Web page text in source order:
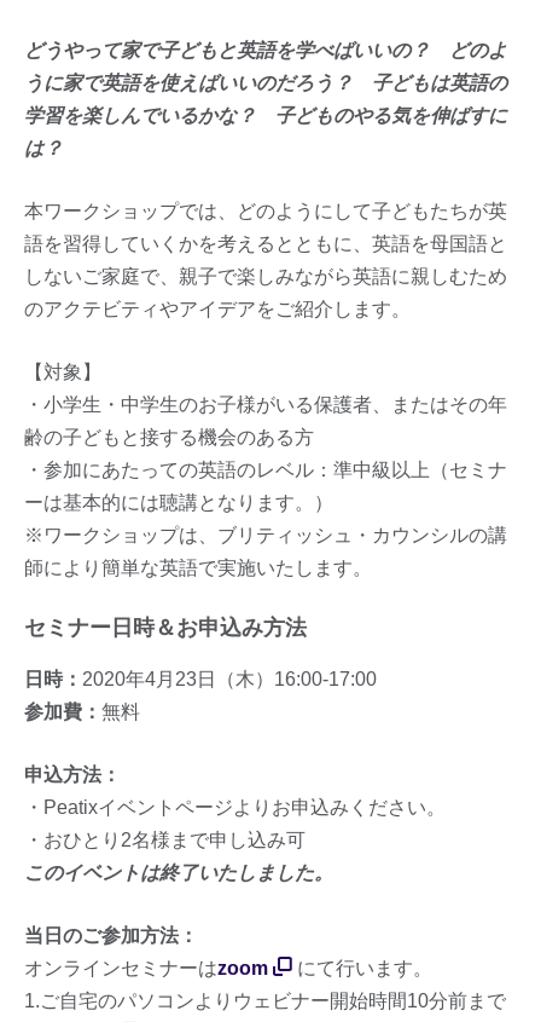
どうやって家で子どもと英語を学べばいいの？ どのよ
うに家で英語を使えばいいのだろう？ 子どもは英語の
学習を楽しんでいるかな？ 子どものやる気を伸ばすに
は？
本ワークショップでは、どのようにして子どもたちが英
語を習得していくかを考えるとともに、英語を母国語と
しないご家庭で、親子で楽しみながら英語に親しむため
のアクテビティやアイデアをご紹介します。
【対象】
・小学生・中学生のお子様がいる保護者、またはその年
齢の子どもと接する機会のある方
・参加にあたっての英語のレベル：準中級以上（セミナ
ーは基本的には聴講となります。）
※ワークショップは、ブリティッシュ・カウンシルの講
師により簡単な英語で実施いたします。
セミナー日時＆お申込み方法
日時： 2020年4月23日（木）16:00-17:00
参加費： 無料
申込方法：
・Peatixイベントページよりお申込みください。
・おひとり2名様まで申し込み可
このイベントは終了いたしました。
当日のご参加方法：
オンラインセミナーはzoom
にて行います。
1.ご自宅のパソコンよりウェビナー開始時間10分前まで